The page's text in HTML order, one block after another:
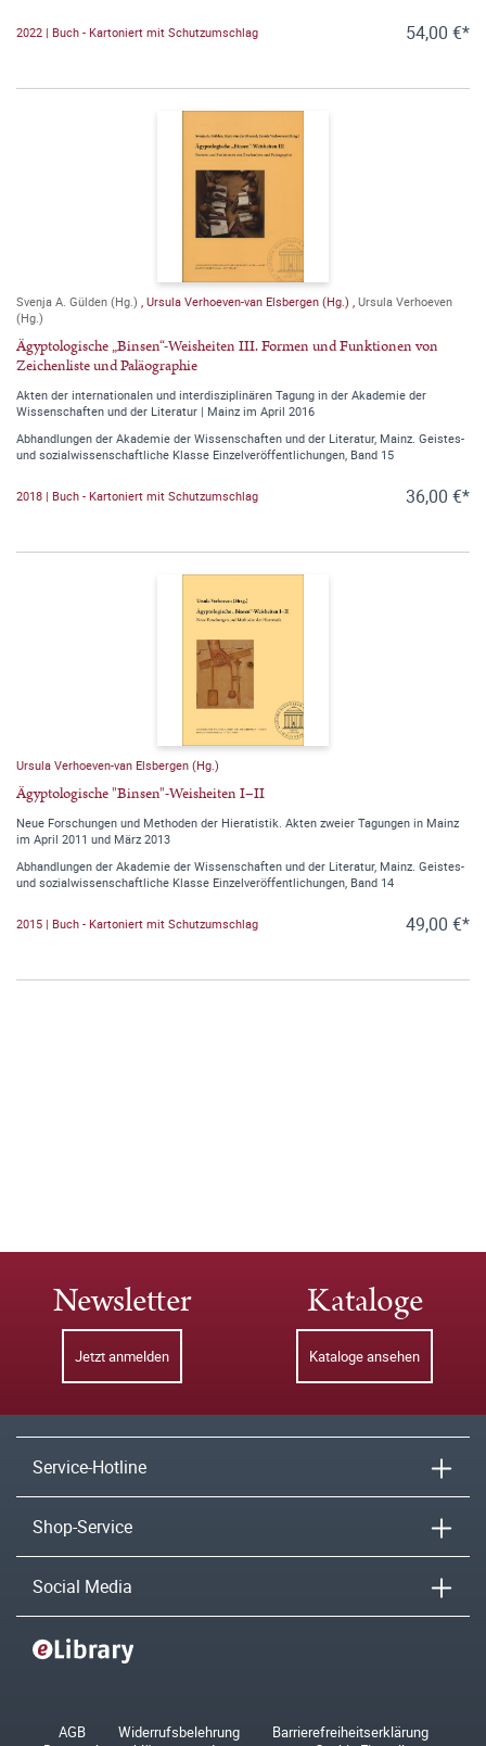
2022 | Buch - Kartoniert mit Schutzumschlag 54,00 €*
Svenja A. Gülden (Hg.) Ursula Verhoeven-van Elsbergen (Hg.) Ursula Verhoeven
(Hg.)
Ägyptologische „Binsen“-Weisheiten III. Formen und Funktionen von
Zeichenliste und Paläographie
Akten der internationalen und interdisziplinären Tagung in der Akademie der
Wissenschaften und der Literatur | Mainz im April 2016
Abhandlungen der Akademie der Wissenschaften und der Literatur, Mainz. Geistes-
und sozialwissenschaftliche Klasse Einzelveröffentlichungen, Band 15
2018 | Buch - Kartoniert mit Schutzumschlag 36,00 €*
Ursula Verhoeven-van Elsbergen (Hg.)
Ägyptologische "Binsen"-Weisheiten I–II
Neue Forschungen und Methoden der Hieratistik. Akten zweier Tagungen in Mainz
im April 2011 und März 2013
Abhandlungen der Akademie der Wissenschaften und der Literatur, Mainz. Geistes-
und sozialwissenschaftliche Klasse Einzelveröffentlichungen, Band 14
2015 | Buch - Kartoniert mit Schutzumschlag 49,00 €*
Newsletter
Jetzt anmelden
Kataloge
Kataloge ansehen
Service-Hotline
Shop-Service
Social Media
AGB Widerrufsbelehrung
Barrierefreiheitserklärung